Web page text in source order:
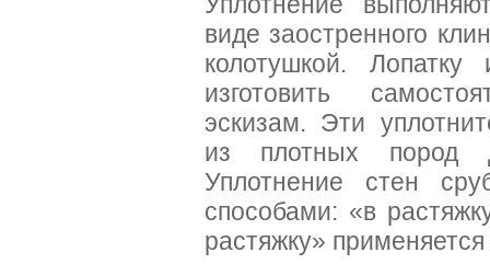
виде заостренного
колотушкой.
изготовить
эскизам. Эти
из плотных пород
Уплотнение стен
способами: «в
растяжку»